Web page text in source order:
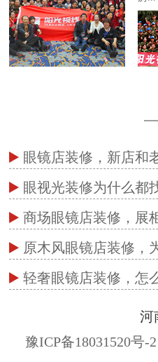
眼镜店装修，新店和
眼视光装修为什么都
商场眼镜店装修，展
原木风眼镜店装修，
轻奢眼镜店装修，怎
河
豫ICP备18031520号-2